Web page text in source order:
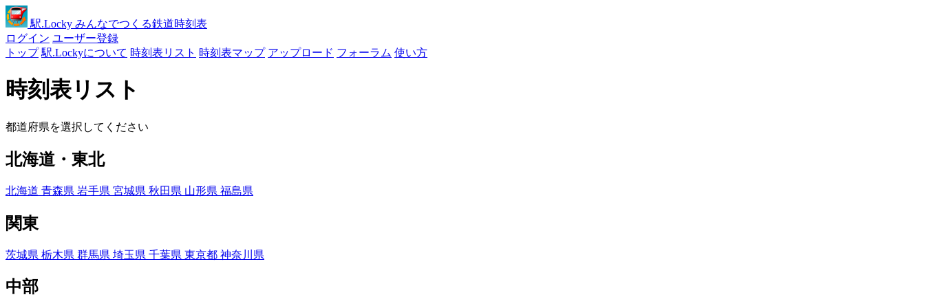
駅.Locky みんなでつくる鉄道時刻表
ログイン ユーザー登録
トップ 駅.Lockyについて 時刻表リスト 時刻表マップ アップロード フォーラム 使い方
時刻表リスト
都道府県を選択してください
北海道・東北
北海道 青森県 岩手県 宮城県 秋田県 山形県 福島県
関東
茨城県 栃木県 群馬県 埼玉県 千葉県 東京都 神奈川県
中部